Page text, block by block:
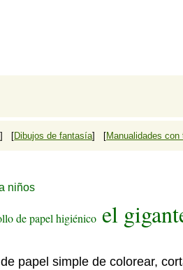
] [Dibujos de fantasía] [Manualidades
niños
de papel higiénico el
papel simple de colorear,